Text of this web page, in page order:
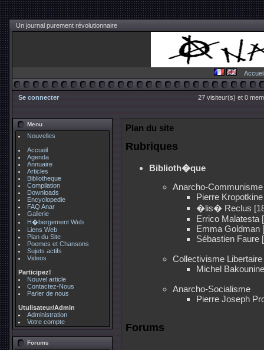
Un journal purement révolutionnaire
Accueil
Se connecter 27 visiteur(s) et 0
Menu
Nouvelles
Accueil
Agenda
Annuaire
Articles
Bibliotheque
Compilation
Downloads
Encyclopedie
FAQ Anar
Gallerie
H�bergement Web
Liens Web
Plan du Site
Poemes et Chansons
Sujets actifs
Videos
Participez!
Nouvel article
Contactez-Nous
Parler de nous
Utulisateur/Admin
Administration
Votre compte
Forums
Plan du site
Rubriques
Biblioth�que
Anarcho-Communisme
Pierre
�lis� Reclus
Errico Malatesta
Emma Goldman
Sébastien Faure
Collectivisme Libertaire
Michel
Anarcho-Socialisme
Pierre Joseph
Forums